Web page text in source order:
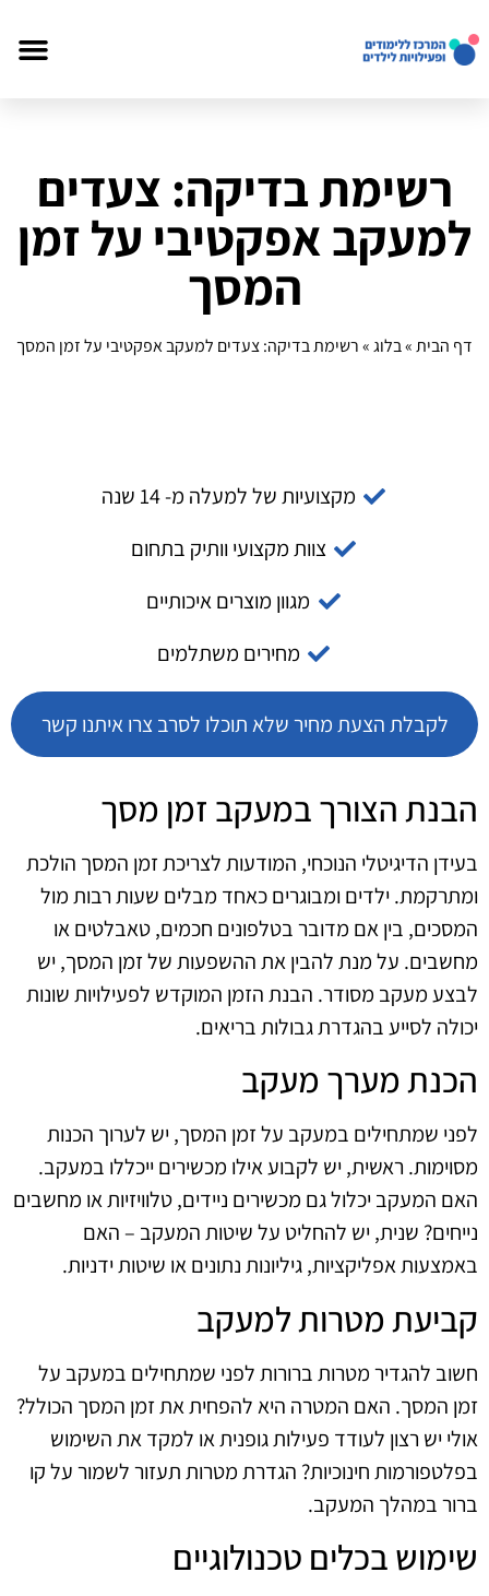
רשימת בדיקה: צעדים
למעקב אפקטיבי על זמן
המסך
דף הבית»בלוג»רשימת בדיקה: צעדים למעקב אפקטיבי על זמן המסך
מקצועיות של למעלה מ- 14 שנה
צוות מקצועי וותיק בתחום
מגוון מוצרים איכותיים
מחירים משתלמים
לקבלת הצעת מחיר שלא תוכלו לסרב צרו איתנו קשר
הבנת הצורך במעקב זמן מסך
בעידן הדיגיטלי הנוכחי, המודעות לצריכת זמן המסך הולכת
ומתרקמת. ילדים ומבוגרים כאחד מבלים שעות רבות מול
המסכים, בין אם מדובר בטלפונים חכמים, טאבלטים או
מחשבים. על מנת להבין את ההשפעות של זמן המסך, יש
לבצע מעקב מסודר. הבנת הזמן המוקדש לפעילויות שונות
יכולה לסייע בהגדרת גבולות בריאים.
הכנת מערך מעקב
לפני שמתחילים במעקב על זמן המסך, יש לערוך הכנות
מסוימות. ראשית, יש לקבוע אילו מכשירים ייכללו במעקב.
האם המעקב יכלול גם מכשירים ניידים, טלוויזיות או מחשבים
נייחים? שנית, יש להחליט על שיטות המעקב – האם
באמצעות אפליקציות, גיליונות נתונים או שיטות ידניות.
קביעת מטרות למעקב
חשוב להגדיר מטרות ברורות לפני שמתחילים במעקב על
זמן המסך. האם המטרה היא להפחית את זמן המסך הכולל?
אולי יש רצון לעודד פעילות גופנית או למקד את השימוש
בפלטפורמות חינוכיות? הגדרת מטרות תעזור לשמור על קו
ברור במהלך המעקב.
שימוש בכלים טכנולוגיים